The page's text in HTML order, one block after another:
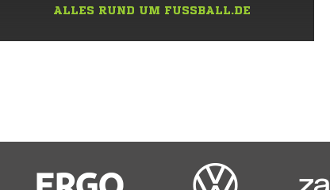
ALLES RUND UM FUSSBALL.DE